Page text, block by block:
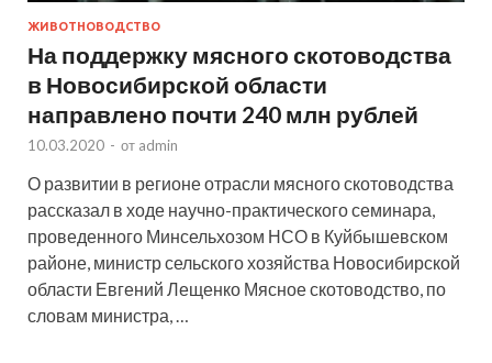
ЖИВОТНОВОДСТВО
На поддержку мясного скотоводства
в Новосибирской области
направлено почти 240 млн рублей
10.03.2020 - от admin
О развитии в регионе отрасли мясного скотоводства
рассказал в ходе научно-практического семинара,
проведенного Минсельхозом НСО в Куйбышевском
районе, министр сельского хозяйства Новосибирской
области Евгений Лещенко Мясное скотоводство, по
словам министра, …